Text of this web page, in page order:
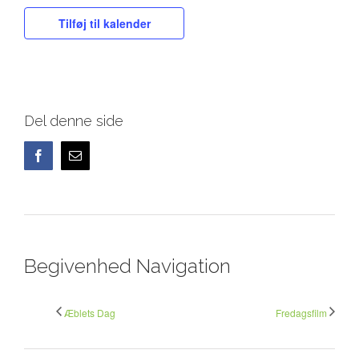
Tilføj til kalender
Del denne side
Facebook
E-
mail
Begivenhed Navigation
Æblets Dag Fredagsfilm